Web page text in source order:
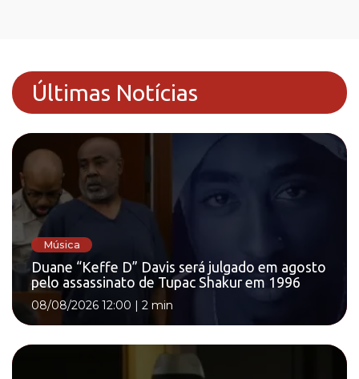
Últimas Notícias
Música
Duane “Keffe D” Davis será julgado em agosto
pelo assassinato de Tupac Shakur em 1996
08/08/2026 12:00 | 2 min